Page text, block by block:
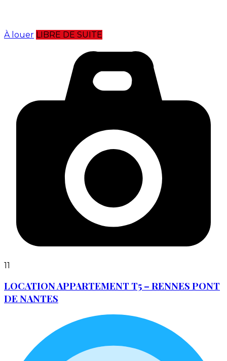
À louer LIBRE DE SUITE
11
LOCATION APPARTEMENT T5 – RENNES PONT
DE NANTES